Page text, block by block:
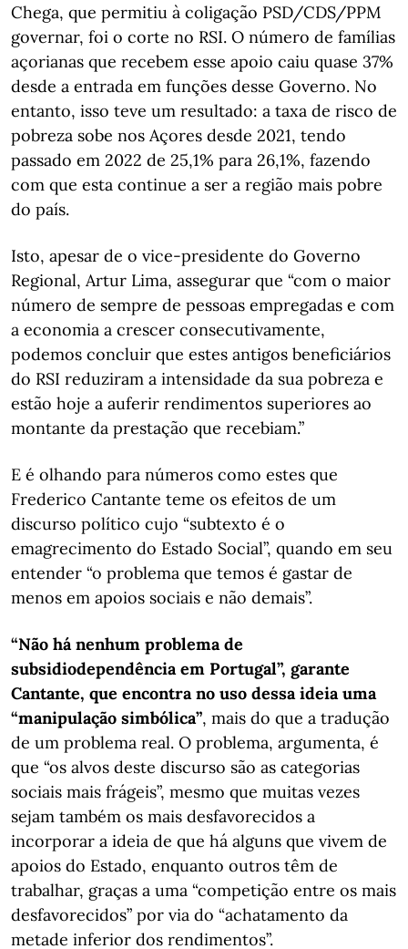
Chega, que permitiu à coligação PSD/CDS/PPM
governar, foi o corte no RSI. O número de famílias
açorianas que recebem esse apoio caiu quase 37%
desde a entrada em funções desse Governo. No
entanto, isso teve um resultado: a taxa de risco de
pobreza sobe nos Açores desde 2021, tendo
passado em 2022 de 25,1% para 26,1%, fazendo
com que esta continue a ser a região mais pobre
do país.
Isto, apesar de o vice-presidente do Governo
Regional, Artur Lima, assegurar que “com o maior
número de sempre de pessoas empregadas e com
a economia a crescer consecutivamente,
podemos concluir que estes antigos beneficiários
do RSI reduziram a intensidade da sua pobreza e
estão hoje a auferir rendimentos superiores ao
montante da prestação que recebiam.”
E é olhando para números como estes que
Frederico Cantante teme os efeitos de um
discurso político cujo “subtexto é o
emagrecimento do Estado Social”, quando em seu
entender “o problema que temos é gastar de
menos em apoios sociais e não demais”.
“Não há nenhum problema de
subsidiodependência em Portugal”, garante
Cantante, que encontra no uso dessa ideia uma
“manipulação simbólica”, mais do que a tradução
de um problema real. O problema, argumenta, é
que “os alvos deste discurso são as categorias
sociais mais frágeis”, mesmo que muitas vezes
sejam também os mais desfavorecidos a
incorporar a ideia de que há alguns que vivem de
apoios do Estado, enquanto outros têm de
trabalhar, graças a uma “competição entre os mais
desfavorecidos” por via do “achatamento da
metade inferior dos rendimentos”.